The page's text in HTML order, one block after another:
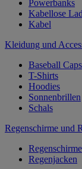
Powerbanks
Kabellose
Kabel
Kleidung und
Baseball Caps
T-Shirts
Hoodies
Sonnenbrillen
Schals
Regenschirme und
Regenschirme
Regenjacken